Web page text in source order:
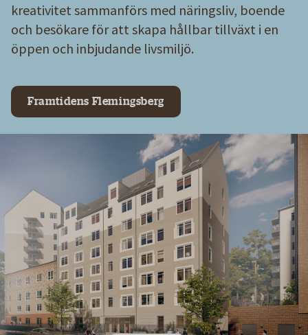
kreativitet sammanförs med näringsliv, boende
och besökare för att skapa hållbar tillväxt i en
öppen och inbjudande livsmiljö.
Framtidens Flemingsberg